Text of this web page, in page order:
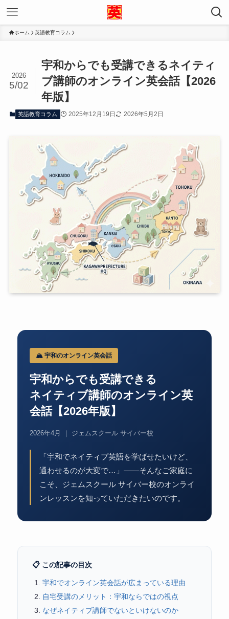
ホーム 英語教育コラム
宇和からでも受講できるネイティ
ブ講師のオンライン英会話【2026
年版】
2026
5/02
英語教育コラム 2025年12月19日 2026年5月2日
🏔️ 宇和のオンライン英会話
宇和からでも受講できる
ネイティブ講師のオンライン英
会話【2026年版】
2026年4月 ｜ ジェムスクール サイバー校
「宇和でネイティブ英語を学ばせたいけど、
通わせるのが大変で…」——そんなご家庭に
こそ、ジェムスクール サイバー校のオンライ
ンレッスンを知っていただきたいのです。
📋 この記事の目次
宇和でオンライン英会話が広まっている理由
自宅受講のメリット：宇和ならではの視点
なぜネイティブ講師でないといけないのか